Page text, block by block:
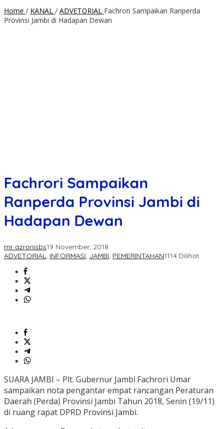
Home / KANAL / ADVETORIAL Fachrori Sampaikan Ranperda
Provinsi Jambi di Hadapan Dewan
Fachrori Sampaikan
Ranperda Provinsi Jambi di
Hadapan Dewan
mr azronisbs19 November, 2018
ADVETORIAL, INFORMASI, JAMBI, PEMERINTAHAN1114 Dilihat
SUARA JAMBI – Plt. Gubernur Jambi Fachrori Umar
sampaikan nota pengantar empat rancangan Peraturan
Daerah (Perda) Provinsi Jambi Tahun 2018, Senin (19/11)
di ruang rapat DPRD Provinsi Jambi.